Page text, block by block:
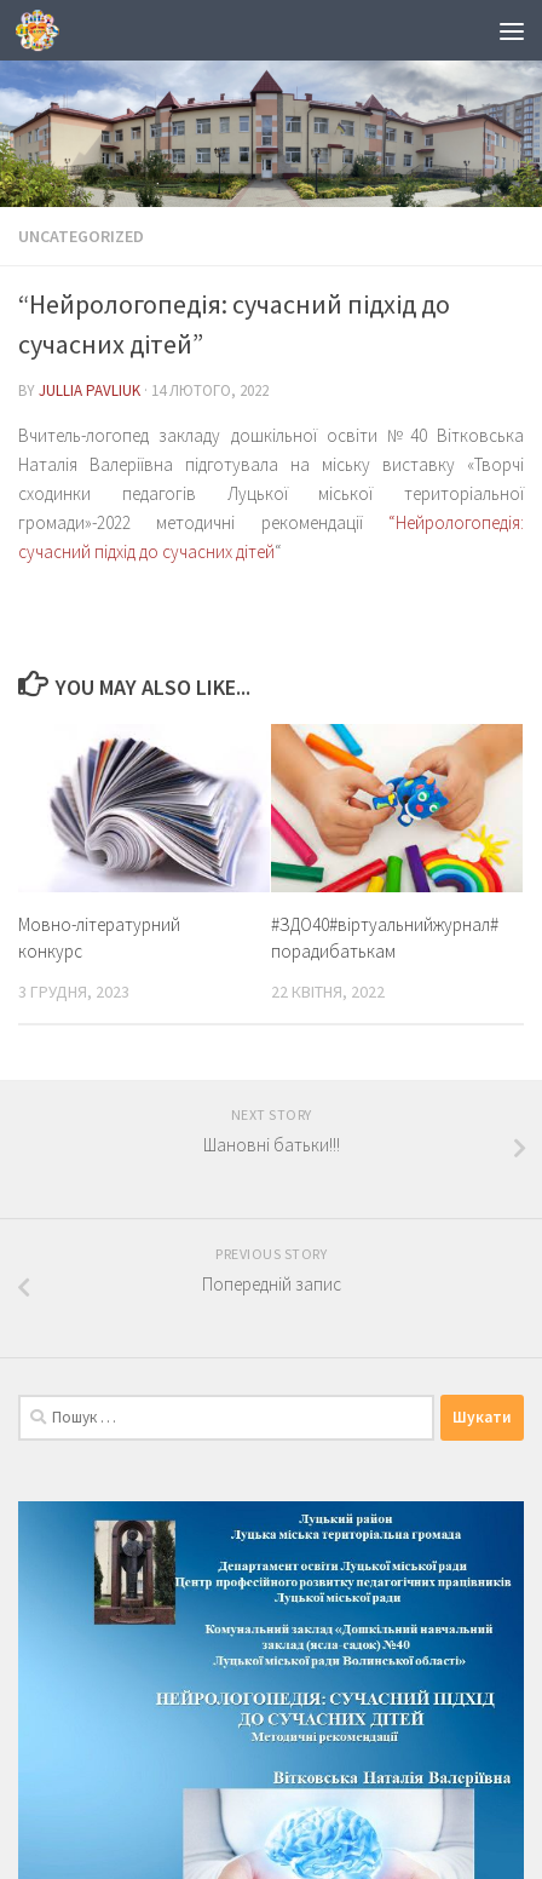
Skip to content
UNCATEGORIZED
“Нейрологопедія: сучасний підхід до
сучасних дітей”
BYJULLIA PAVLIUK · 14 ЛЮТОГО, 2022
Вчитель-логопед закладу дошкільної освіти №40 Вітковська
Наталія Валеріївна підготувала на міську виставку «Творчі
сходинки педагогів Луцької міської територіальної
громади»-2022 методичні рекомендації “Нейрологопедія:
сучасний підхід до сучасних дітей“
YOU MAY ALSO LIKE...
Мовно-літературний
конкурс
3 ГРУДНЯ, 2023
#ЗДО40#віртуальнийжурнал#
порадибатькам
22 КВІТНЯ, 2022
NEXT STORY
Шановні батьки!!!
PREVIOUS STORY
Попередній запис
Пошук: